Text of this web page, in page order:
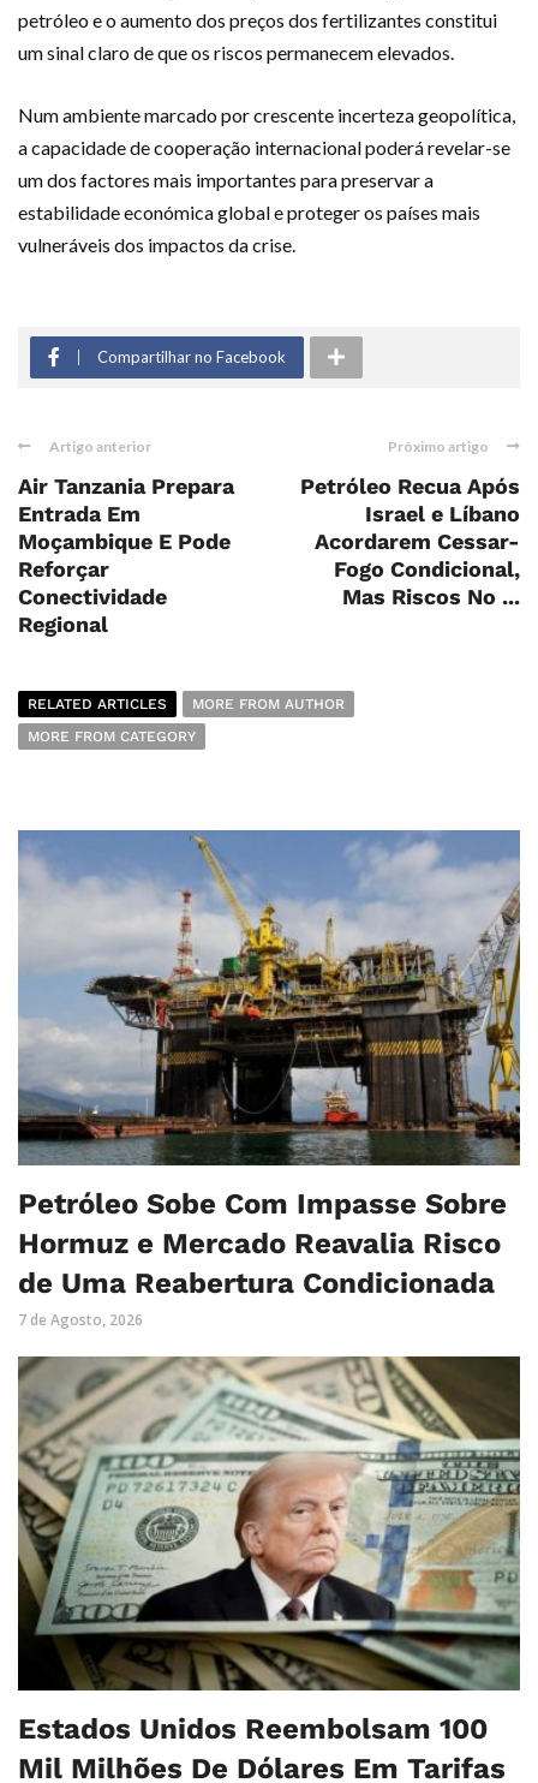
petróleo e o aumento dos preços dos fertilizantes constitui
um sinal claro de que os riscos permanecem elevados.
Num ambiente marcado por crescente incerteza geopolítica,
a capacidade de cooperação internacional poderá revelar-se
um dos factores mais importantes para preservar a
estabilidade económica global e proteger os países mais
vulneráveis dos impactos da crise.
Compartilhar no Facebook
Artigo anterior
Air Tanzania Prepara
Entrada Em
Moçambique E Pode
Reforçar
Conectividade
Regional
Próximo artigo
Petróleo Recua Após
Israel e Líbano
Acordarem Cessar-
Fogo Condicional,
Mas Riscos No ...
RELATED ARTICLES
MORE FROM AUTHOR
MORE FROM CATEGORY
Petróleo Sobe Com Impasse Sobre
Hormuz e Mercado Reavalia Risco
de Uma Reabertura Condicionada
7 de Agosto, 2026
Estados Unidos Reembolsam 100
Mil Milhões De Dólares Em Tarifas